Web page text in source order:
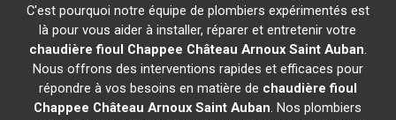
C'est pourquoi notre équipe de plombiers expérimentés est
là pour vous aider à installer, réparer et entretenir votre
chaudière fioul Chappee Château Arnoux Saint Auban.
Nous offrons des interventions rapides et efficaces pour
répondre à vos besoins en matière de chaudière fioul
Chappee Château Arnoux Saint Auban. Nos plombiers